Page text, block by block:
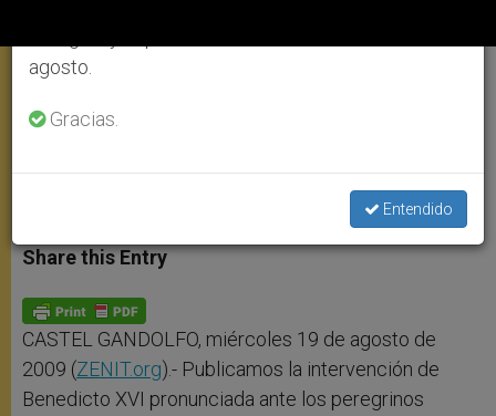
Intervención durante la audiencia
GENERAL
t
s
p
p
s
e
g
e
r
e
b
o
k
t r
Share this Entry
CASTEL GANDOLFO, miércoles 19 de agosto de
2009 (ZENIT.org).- Publicamos la intervención de
Benedicto XVI pronunciada ante los peregrinos
agosto.
Gracias.
Entendido